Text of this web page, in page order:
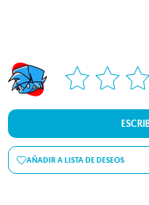
AÑADIR A LISTA DE DESEOS